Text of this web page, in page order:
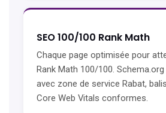
SEO 100/100 Rank Math
Chaque page optimisée pour
Rank Math 100/100.
avec zone de service Rabat,
Core Web Vitals conformes.